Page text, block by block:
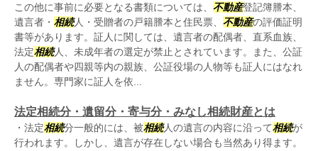
この他に事前に必要となる書類については、 不動産登記簿謄本、
遺言者・ 相続人・受贈者の戸籍謄本と住民票、 不動産の評価証明
書等があります。証人に関しては、遺言者の配偶者、直系血族、
法定相続人、未成年者の選定が禁止とされています。また、公証
人の配偶者や四親等内の親族、公証役場の人物等も証人にはなれ
ません。専門家に証人を依...
法定相続分・遺留分・寄与分・みなし相続財産とは
・法定相続分一般的には、被相続人の遺言の内容に沿って相続が
行われます。しかし、遺言が存在しない場合も当然あり得ます。